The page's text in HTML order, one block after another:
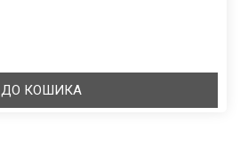
ДО КОШИКА